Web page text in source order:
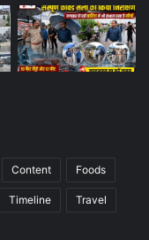
Content Foods
Timeline Travel